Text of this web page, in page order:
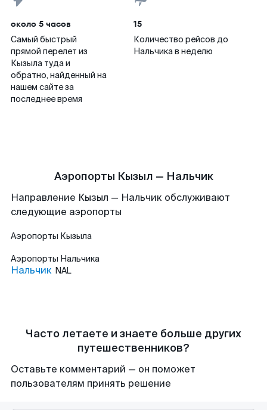
около 5 часов
Самый быстрый
прямой перелет из
Кызыла туда и
обратно, найденный на
нашем сайте за
последнее время
15
Количество рейсов до
Нальчика в неделю
Аэропорты Кызыл — Нальчик
Направление Кызыл — Нальчик обслуживают
следующие аэропорты
Аэропорты Кызыла
Аэропорты Нальчика
Нальчик NAL
Часто летаете и знаете больше других
путешественников?
Оставьте комментарий — он поможет
пользователям принять решение